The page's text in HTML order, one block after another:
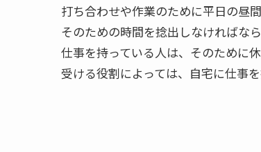
打ち合わせや作業のために平日の昼
そのための時間を捻出しなければなら
仕事を持っている人は、そのために
受ける役割によっては、自宅に仕事